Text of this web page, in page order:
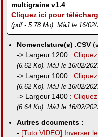
multigraine v1.4
Cliquez ici pour
(pdf - 5.78 Mo), MàJ le 16/02/
Nomenclature(s) .CSV
-> Largeur 1200 :
(6.62 Ko). MàJ le 16/02/
-> Largeur 1000 :
(6.62 Ko). MàJ le 16/02/
-> Largeur 1400 :
(6.64 Ko). MàJ le 16/02/
Autres documents :
- [Tuto VIDEO] Inverser